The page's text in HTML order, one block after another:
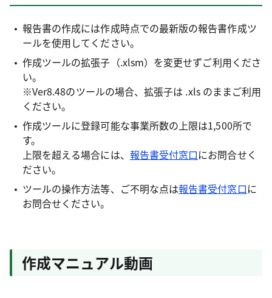
報告書の作成には作成時点での最新版の報告書作成ツ
ールを使用してください。
作成ツールの拡張子（.xlsm）を変更せずご利用くださ
い。
※Ver8.48のツールの場合、拡張子は .xls のままご利用
ください。
作成ツールに登録可能な事業所数の上限は1,500所で
す。
上限を超える場合には、 報告書受付窓口にお問合せく
ださい。
ツールの操作方法等、ご不明な点は報告書受付窓口に
お問合せください。
作成マニュアル動画